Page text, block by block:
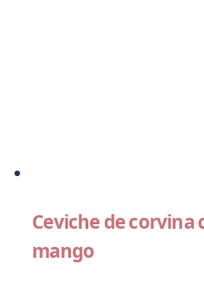
Ceviche de corvina
mango